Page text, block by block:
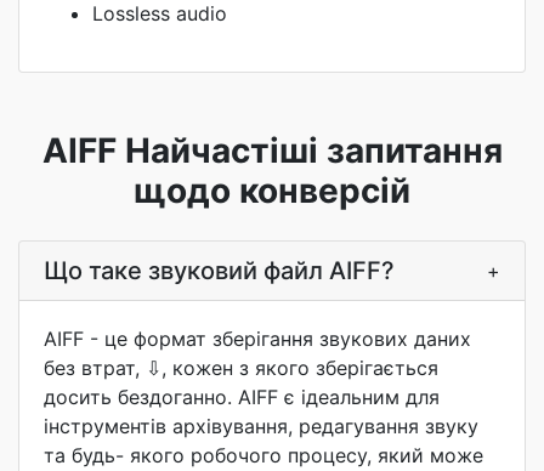
Lossless audio
AIFF Найчастіші запитання
щодо конверсій
Що таке звуковий файл AIFF? +
AIFF - це формат зберігання звукових даних
без втрат, ⇩, кожен з якого зберігається
досить бездоганно. AIFF є ідеальним для
інструментів архівування, редагування звуку
та будь- якого робочого процесу, який може